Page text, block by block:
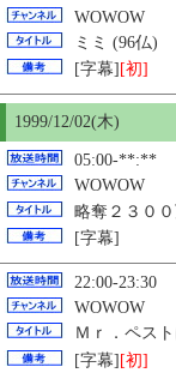
WOWOW
ミミ (96仏)
[字幕] [初]
1999/12/02(木)
05:00-**:**
WOWOW
略奪２３０
[字幕]
22:00-23:30
WOWOW
Ｍｒ．ペス
[字幕][初]